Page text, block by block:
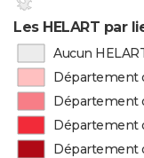
Les HELART par
Aucun
Département
Département
Département
Département